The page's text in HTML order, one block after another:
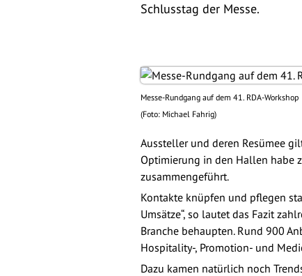
Schlusstag der Messe.
Messe-Rundgang auf dem 41. RDA-Workshop
(Foto: Michael Fahrig)
Aussteller und deren Resümee
Optimierung in den Hallen habe
zusammengeführt.
Kontakte knüpfen und pflegen
Umsätze“, so lautet das Fazit
Branche behaupten. Rund 900
Hospitality-, Promotion- und
Dazu kamen natürlich noch